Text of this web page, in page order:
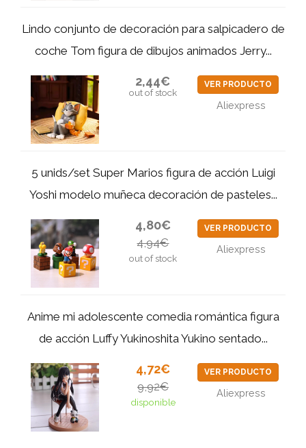
Lindo conjunto de decoración para salpicadero de
coche Tom figura de dibujos animados Jerry...
2,44€
out of stock
VER PRODUCTO
Aliexpress
5 unids/set Super Marios figura de acción Luigi
Yoshi modelo muñeca decoración de pasteles...
4,80€
4,94€
out of stock
VER PRODUCTO
Aliexpress
Anime mi adolescente comedia romántica figura
de acción Luffy Yukinoshita Yukino sentado...
4,72€
9,92€
disponible
VER PRODUCTO
Aliexpress